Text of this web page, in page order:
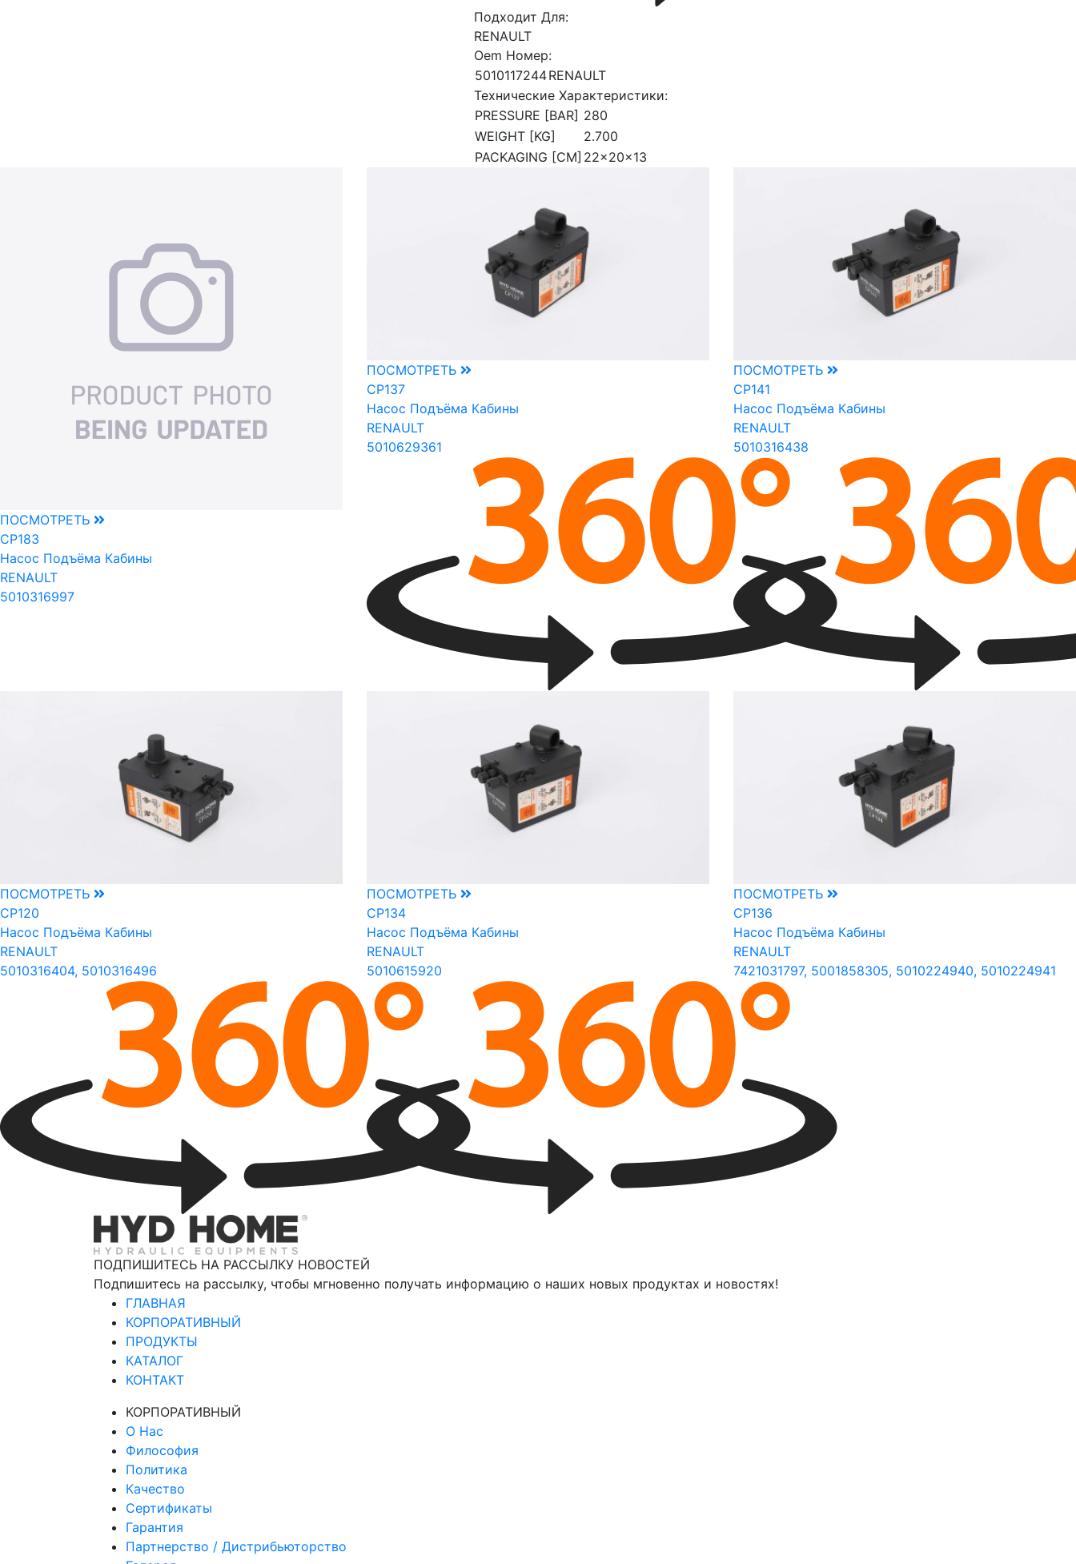
Подходит Для:
RENAULT
Oem Номер:
5010117244RENAULT
Технические Характеристики:
PRESSURE [BAR] 280
WEIGHT [KG]
2.700
PACKAGING [CM] 22x20x13
ПОСМОТРЕТЬ
CP183
Насос Подъёма Кабины
RENAULT
5010316997
ПОСМОТРЕТЬ
CP137
Насос Подъёма Кабины
RENAULT
5010629361
ПОСМОТРЕТЬ
CP141
Насос Подъёма Кабины
RENAULT
5010316438
ПОСМОТРЕТЬ
CP120
Насос Подъёма Кабины
RENAULT
5010316404, 5010316496
ПОСМОТРЕТЬ
CP134
Насос Подъёма Кабины
RENAULT
5010615920
ПОСМОТРЕТЬ
CP136
Насос Подъёма Кабины
RENAULT
7421031797, 5001858305, 5010224940, 5010224941
ПОДПИШИТЕСЬ НА РАССЫЛКУ НОВОСТЕЙ
Подпишитесь на рассылку, чтобы мгновенно получать информацию о наших новых продуктах и новостях!
ГЛАВНАЯ
КОРПОРАТИВНЫЙ
ПРОДУКТЫ
КАТАЛОГ
КОНТАКТ
КОРПОРАТИВНЫЙ
О Нас
Философия
Политика
Качество
Сертификаты
Гарантия
Партнерство / Дистрибьюторство